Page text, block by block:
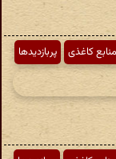
منابع کاغذی پربازدیدها